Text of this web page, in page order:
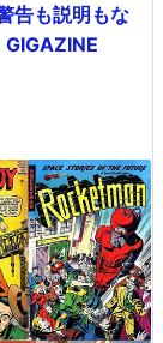
告も説明もな